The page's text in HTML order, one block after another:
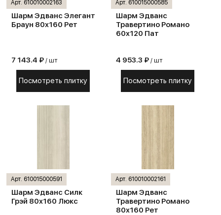
Арт. 610010002163
Шарм Эдванс Элегант
Браун 80х160 Рет
7 143.4 ₽ / шт
Посмотреть плитку
Арт. 610015000585
Шарм Эдванс
Травертино Романо
60х120 Пат
4 953.3 ₽ / шт
Посмотреть плитку
Арт. 610015000591
Шарм Эдванс Силк
Грэй 80х160 Люкс
Арт. 610010002161
Шарм Эдванс
Травертино Романо
80х160 Рет